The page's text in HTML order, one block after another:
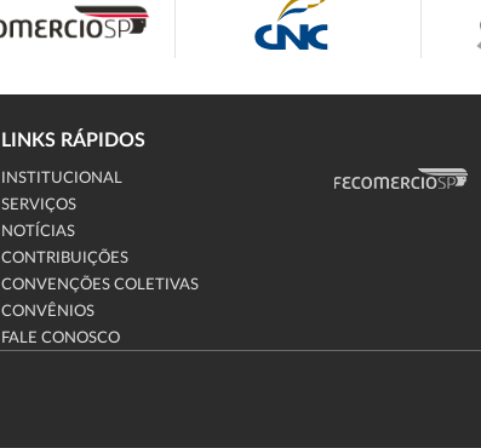
LINKS RÁPIDOS
INSTITUCIONAL
SERVIÇOS
NOTÍCIAS
CONTRIBUIÇÕES
CONVENÇÕES COLETIVAS
CONVÊNIOS
FALE CONOSCO